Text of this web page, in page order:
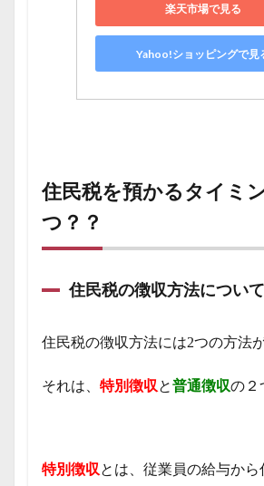
楽天市場で見る
Yahoo!ショッピングで見
住民税を預かるタイミ
つ？？
住民税の徴収方法について
住民税の徴収方法には2つの方法
それは、 特別徴収と普通徴収の２
特別徴収とは、従業員の給与から